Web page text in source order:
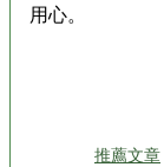
用心。
推薦文章